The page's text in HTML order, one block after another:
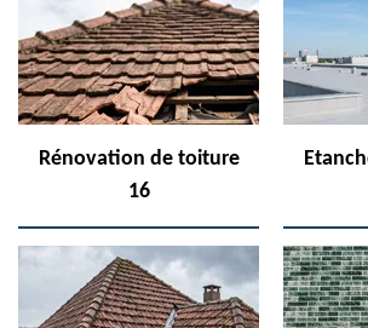
Rénovation de toiture
16